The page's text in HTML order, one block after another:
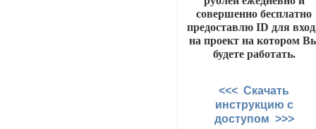
совершенно бесплатно
предоставлю ID для
на проект на котором
будете работать.
<<< Скачать
инструкцию с
доступом >>>